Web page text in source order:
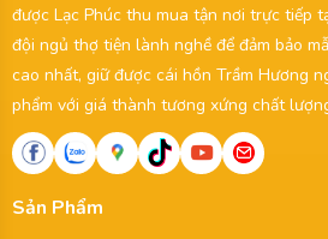
được Lạc Phúc thu mua tận nơi trực tiếp
đội ngủ thợ tiện lành nghề để đảm bảo
cao nhất, giữ được cái hồn Trầm Hương
phẩm với giá thành tương xứng chất
Sản Phẩm